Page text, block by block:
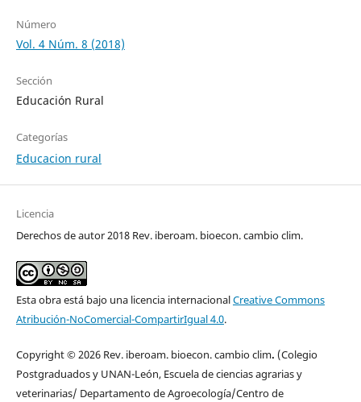
Número
Vol. 4 Núm. 8 (2018)
Sección
Educación Rural
Categorías
Educacion rural
Licencia
Derechos de autor 2018 Rev. iberoam. bioecon. cambio clim.
Esta obra está bajo una licencia internacionalCreative Commons
Atribución-NoComercial-CompartirIgual 4.0.
Copyright © 2026 Rev. iberoam. bioecon. cambio clim. (Colegio
Postgraduados y UNAN-León, Escuela de ciencias agrarias y
veterinarias/ Departamento de Agroecología/Centro de